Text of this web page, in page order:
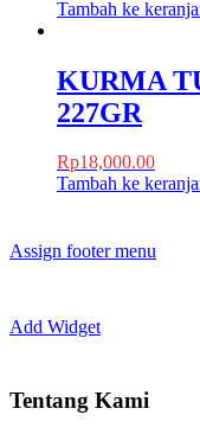
Tambah ke
KURMA
227GR
Rp18,000.00
Tambah ke
Assign footer menu
Add Widget
Tentang Kami